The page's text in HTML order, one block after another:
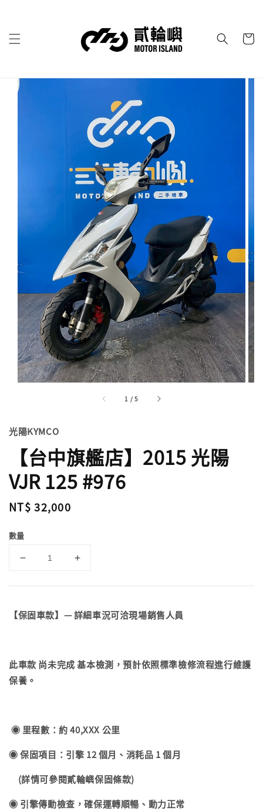
1 /5
光陽KYMCO
【台中旗艦店】2015 光陽
VJR 125 #976
Regular
NT$ 32,000
數量
【保固車款】— 詳細車況可洽現場銷售人員
此車款 尚未完成 基本檢測，預計依照標準檢修流程進行維護
保養。
◉ 里程數：約 40,XXX 公里
◉ 保固項目：引擎 12 個月、消耗品 1 個月
(詳情可參閱貳輪嶼保固條款)
◉ 引擎傳動檢查，確保運轉順暢、動力正常